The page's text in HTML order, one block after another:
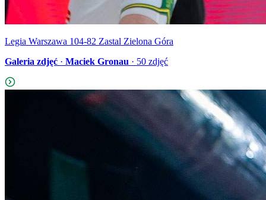
Legia Warszawa 104-82 Zastal Zielona Góra
Galeria zdjęć · Maciek Gronau · 50 zdjęć